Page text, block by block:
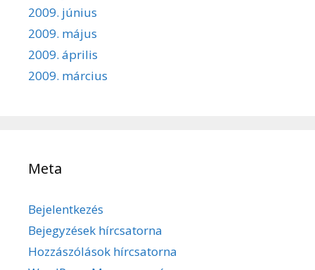
2009. június
2009. május
2009. április
2009. március
Meta
Bejelentkezés
Bejegyzések hírcsatorna
Hozzászólások hírcsatorna